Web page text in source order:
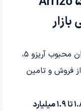
محبوب آریزو ۵،
فروش و تامین
تا۱.۹میلیارد